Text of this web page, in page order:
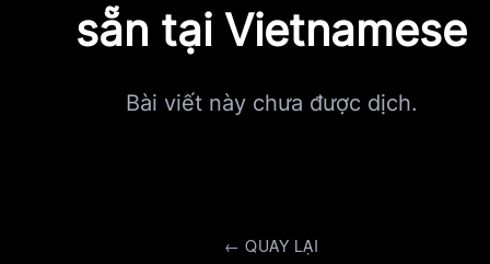
sẵn tại Vietnamese
Bài viết này chưa được dịch.
← QUAY LẠI